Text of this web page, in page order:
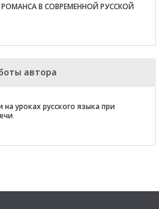
В СОВРЕМЕННОЙ РУССКОЙ
автора
уроках русского языка при